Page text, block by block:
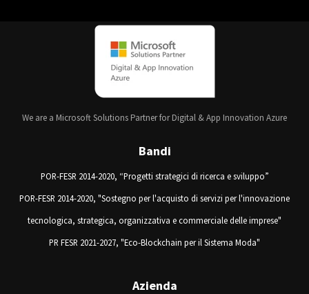
We are a Microsoft Solutions Partner for Digital & App Innovation Azure
Bandi
POR-FESR 2014-2020, “Progetti strategici di ricerca e sviluppo”
POR-FESR 2014-2020, "Sostegno per l'acquisto di servizi per l'innovazione
tecnologica, strategica, organizzativa e commerciale delle imprese"
PR FESR 2021-2027, "Eco-Blockchain per il Sistema Moda"
Azienda